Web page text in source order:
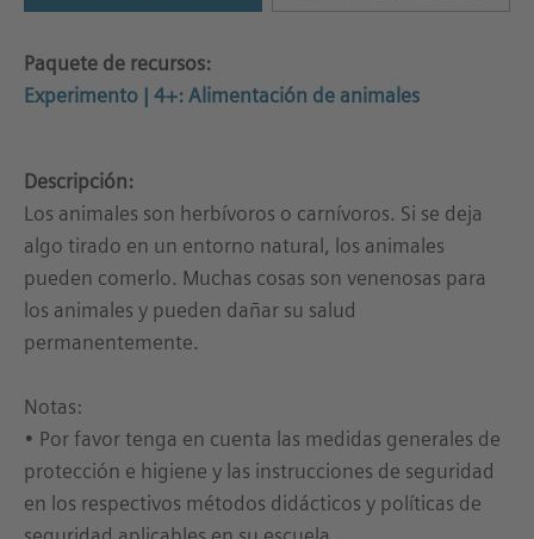
Paquete de recursos:
Experimento | 4+: Alimentación de animales
Descripción:
Los animales son herbívoros o carnívoros. Si se deja
algo tirado en un entorno natural, los animales
pueden comerlo. Muchas cosas son venenosas para
los animales y pueden dañar su salud
permanentemente.
Notas:
• Por favor tenga en cuenta las medidas generales de
protección e higiene y las instrucciones de seguridad
en los respectivos métodos didácticos y políticas de